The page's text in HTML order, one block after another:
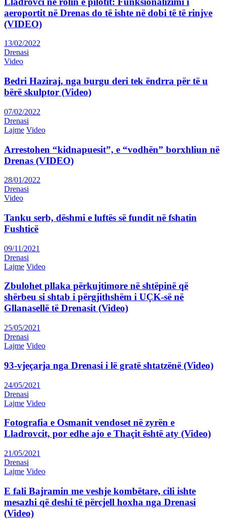
aeroportit në Drenas do të ishte në dobi të të rinjve
(VIDEO)
13/02/2022
Drenasi
Video
Bedri Haziraj, nga burgu deri tek ëndrra për të u
bërë skulptor (Video)
07/02/2022
Drenasi
Lajme Video
Arrestohen “kidnapuesit”, e “vodhën” borxhliun në
Drenas (VIDEO)
28/01/2022
Drenasi
Video
Tanku serb, dëshmi e luftës së fundit në fshatin
Fushticë
09/11/2021
Drenasi
Lajme Video
Zbulohet pllaka përkujtimore në shtëpinë që
shërbeu si shtab i përgjithshëm i UÇK-së në
Gllanasellë të Drenasit (Video)
25/05/2021
Drenasi
Lajme Video
93-vjeçarja nga Drenasi i lë gratë shtatzënë (Video)
24/05/2021
Drenasi
Lajme Video
Fotografia e Osmanit vendoset në zyrën e
Lladrovcit, por edhe ajo e Thaçit është aty (Video)
21/05/2021
Drenasi
Lajme Video
E fali Bajramin me veshje kombëtare, cili ishte
mesazhi që deshi të përcjell hoxha nga Drenasi
(Video)